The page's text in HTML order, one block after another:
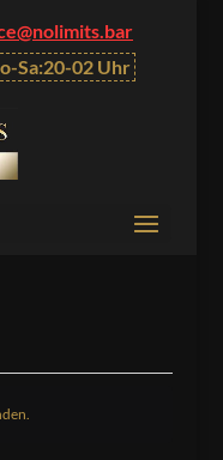
Sa:20-02 Uhr